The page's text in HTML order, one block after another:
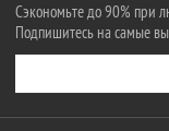
Сэкономьте до 90% при
Подпишитесь на самые